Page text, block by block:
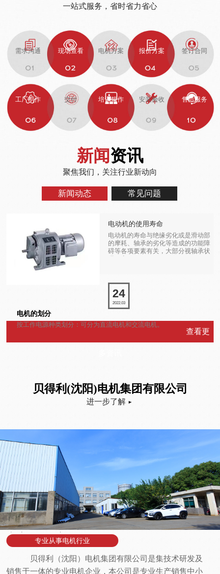
一站式服务，省时省力省心
需求沟通 现场查看 电机方案 报价方案 签订合同
工厂制作 交付 培训操作 安装验收 售后服务
新闻资讯
聚焦我们，关注行业新动向
新闻动态 常见问题
电动机的使用寿命
电动机的寿命与绝缘劣化或是滑动部
的摩耗、轴承的劣化等造成的功能障
碍等各项要素有关，大部分视轴承状
24
2022.03
电机的划分
按工作电源种类划分：可分为直流电机和交流电机。
查看更
贝得利(沈阳)电机集团有限公司
进一步了解
专注网络推广
专业从事电机行业
贝得利（沈阳）电机集团有限公司是集技术研发及
销售于一体的专业电机企业，本公司是专业生产销售中小